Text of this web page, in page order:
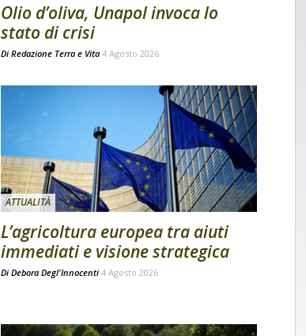
Olio d’oliva, Unapol invoca lo
stato di crisi
Di Redazione Terra e Vita 4 Agosto 2026
ATTUALITÀ
L’agricoltura europea tra aiuti
immediati e visione strategica
Di Debora Degl'Innocenti 4 Agosto 2026